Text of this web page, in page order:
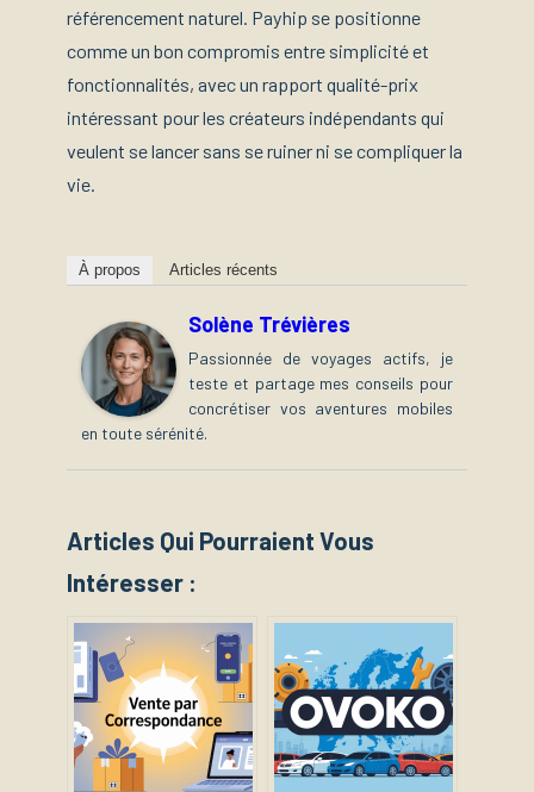
référencement naturel. Payhip se positionne
comme un bon compromis entre simplicité et
fonctionnalités, avec un rapport qualité-prix
intéressant pour les créateurs indépendants qui
veulent se lancer sans se ruiner ni se compliquer la
vie.
À propos Articles récents
Solène Trévières
Passionnée de voyages actifs, je
teste et partage mes conseils pour
concrétiser vos aventures mobiles
en toute sérénité.
Articles Qui Pourraient Vous
Intéresser :